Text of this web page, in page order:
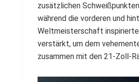
zusätzlichen
während die vorderen und
Weltmeisterschaft
verstärkt, um dem
zusammen mit den 21-Zoll-